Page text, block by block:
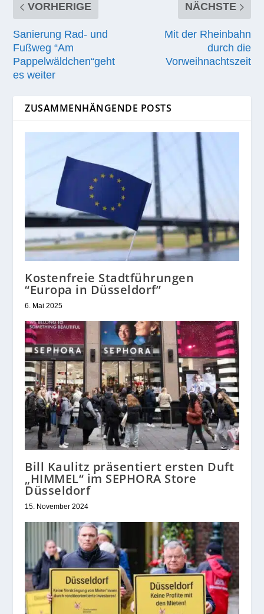
VORHERIGE
Sanierung Rad- und
Fußweg “Am
Pappelwäldchen“geht
es weiter
NÄCHSTE
Mit der Rheinbahn
durch die
Vorweihnachtszeit
ZUSAMMENHÄNGENDE POSTS
Kostenfreie Stadtführungen
“Europa in Düsseldorf”
6. Mai 2025
Bill Kaulitz präsentiert ersten Duft
„HIMMEL“ im SEPHORA Store
Düsseldorf
15. November 2024